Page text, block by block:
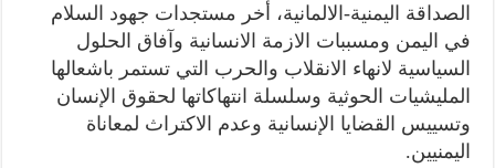
الصداقة اليمنية-الالمانية، أخر مستجدات جهود السلام
في اليمن ومسببات الازمة الانسانية وآفاق الحلول
السياسية لانهاء الانقلاب والحرب التي تستمر باشعالها
المليشيات الحوثية وسلسلة انتهاكاتها لحقوق الإنسان
وتسييس القضايا الإنسانية وعدم الاكتراث لمعاناة
اليمنيين.